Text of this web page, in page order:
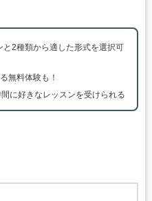
2種類から適した形式を選択可
無料体験も！
に好きなレッスンを受けられる